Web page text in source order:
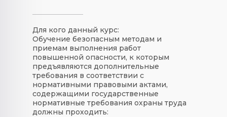
Для кого данный курс:
Обучение безопасным методам и
приемам выполнения работ
повышенной опасности, к которым
предъявляются дополнительные
требования в соответствии с
нормативными правовыми актами,
содержащими государственные
нормативные требования охраны труда
должны проходить: